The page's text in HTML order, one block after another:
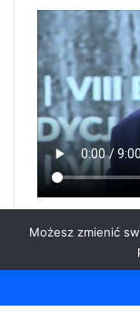
Poland
Możesz zmienić